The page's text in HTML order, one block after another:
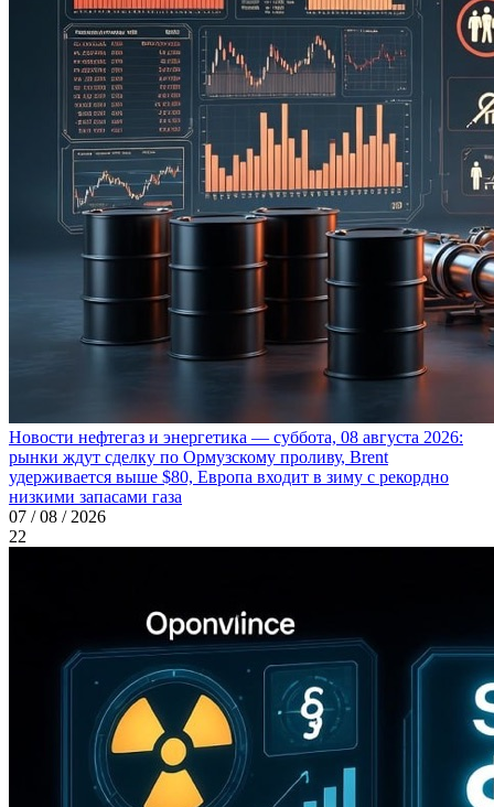
Новости нефтегаз и энергетика — суббота, 08 августа 2026:
рынки ждут сделку по Ормузскому проливу, Brent
удерживается выше $80, Европа входит в зиму с рекордно
низкими запасами газа
07 / 08 / 2026
22